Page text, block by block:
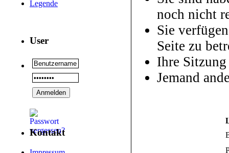
Legende
User
Kontakt
noch nicht
Sie
Seite zu
Ihre
Jemand